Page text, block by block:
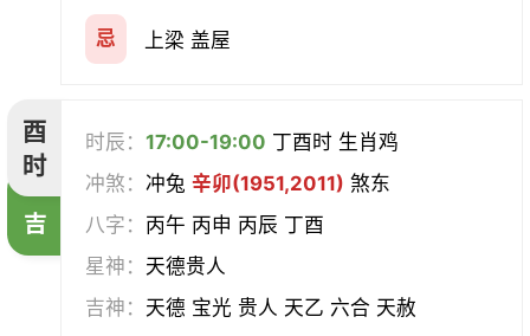
忌 上梁 盖屋
酉
时
吉
时辰：17:00-19:00 丁酉时 生肖鸡
冲煞：冲兔辛卯(1951,2011) 煞东
八字： 丙午 丙申 丙辰 丁酉
星神： 天德贵人
吉神： 天德 宝光 贵人 天乙 六合 天赦